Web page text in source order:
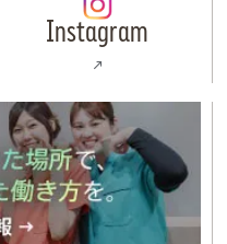
Instagram